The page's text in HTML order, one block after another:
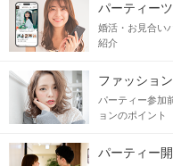
パーティー
婚活・お見合い
紹介
ファッショ
パーティー参加
ョンのポイント
パーティー